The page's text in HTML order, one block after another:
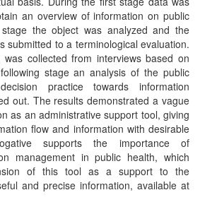
an overview of information on public
the object was analyzed and the
submitted to a terminological evaluation.
collected from interviews based on
stage an analysis of the public
practice towards information
out. The results demonstrated a vague
as an administrative support tool, giving
flow and information with desirable
supports the importance of
management in public health, which
of this tool as a support to the
and precise information, available at